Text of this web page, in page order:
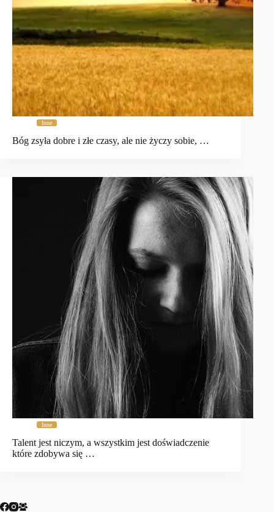
Inne
Bóg zsyła dobre i złe czasy, ale nie życzy sobie, …
Inne
Talent jest niczym, a wszystkim jest doświadczenie
które zdobywa się …